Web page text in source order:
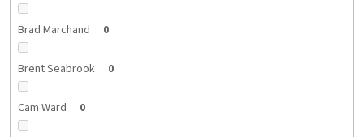
Brad Marchand 0
Brent Seabrook 0
Cam Ward 0